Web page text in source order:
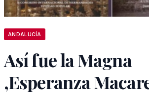
ANDALUCÍA
Así fue la Magna
,Esperanza